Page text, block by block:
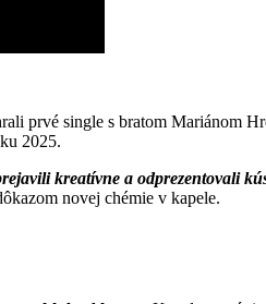
prvé single s bratom Mariánom
2025.
kreatívne a odprezentovali
novej chémie v kapele.